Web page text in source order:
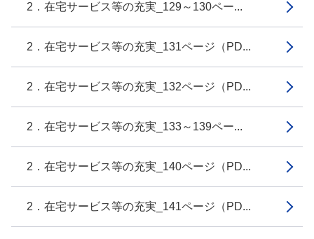
2．在宅サービス等の充実_129～130ペー...
2．在宅サービス等の充実_131ページ（PD...
2．在宅サービス等の充実_132ページ（PD...
2．在宅サービス等の充実_133～139ペー...
2．在宅サービス等の充実_140ページ（PD...
2．在宅サービス等の充実_141ページ（PD...